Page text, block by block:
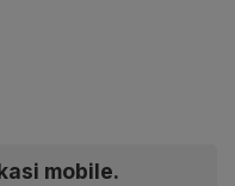
mobile.